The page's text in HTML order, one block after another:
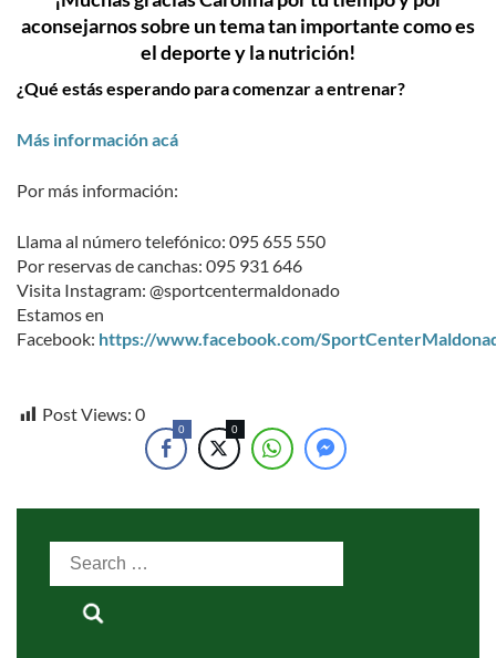
aconsejarnos sobre un tema tan importante como es
el deporte y la nutrición!
¿Qué estás esperando para comenzar a entrenar?
Más información acá
Por más información:
Llama al número telefónico: 095 655 550
Por reservas de canchas: 095 931 646
Visita Instagram: @sportcentermaldonado
Estamos en
Facebook: https://www.facebook.com/
Post Views: 0
0 0
Search
for: